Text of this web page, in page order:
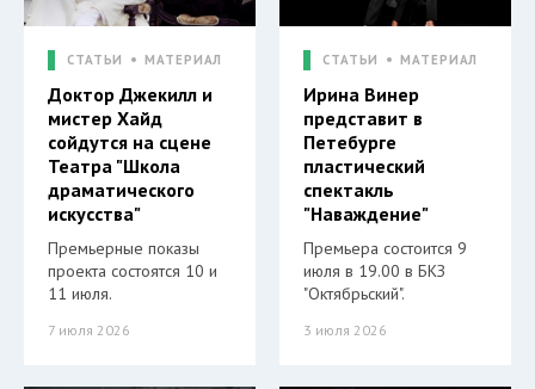
СТАТЬИ МАТЕРИАЛ
Доктор Джекилл и
мистер Хайд
сойдутся на сцене
Театра "Школа
драматического
искусства"
Премьерные показы
проекта состоятся 10 и
11 июля.
7 июля 2026
СТАТЬИ МАТЕРИАЛ
Ирина Винер
представит в
Петебурге
пластический
спектакль
"Наваждение"
Премьера состоится 9
июля в 19.00 в БКЗ
"Октябрьский".
3 июля 2026